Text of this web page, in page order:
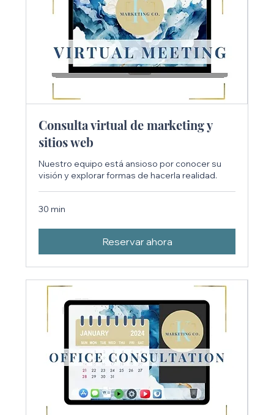
Consulta virtual de marketing y
sitios web
Nuestro equipo está ansioso por conocer su
visión y explorar formas de hacerla realidad.
30 min
Reservar ahora